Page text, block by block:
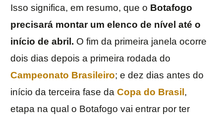
Isso significa, em resumo, que o Botafogo
precisará montar um elenco de nível até o
início de abril. O fim da primeira janela ocorre
dois dias depois a primeira rodada do
Campeonato Brasileiro; e dez dias antes do
início da terceira fase da Copa do Brasil ,
etapa na qual o Botafogo vai entrar por ter